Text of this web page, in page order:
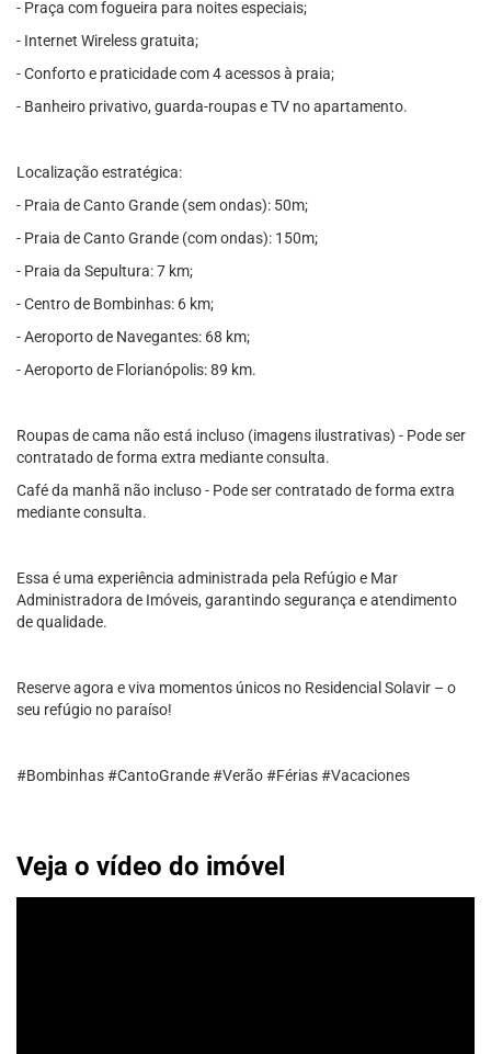
- Praça com fogueira para noites especiais;
- Internet Wireless gratuita;
- Conforto e praticidade com 4 acessos à praia;
- Banheiro privativo, guarda-roupas e TV no apartamento.
Localização estratégica:
- Praia de Canto Grande (sem ondas): 50m;
- Praia de Canto Grande (com ondas): 150m;
- Praia da Sepultura: 7 km;
- Centro de Bombinhas: 6 km;
- Aeroporto de Navegantes: 68 km;
- Aeroporto de Florianópolis: 89 km.
Roupas de cama não está incluso (imagens ilustrativas) - Pode ser
contratado de forma extra mediante consulta.
Café da manhã não incluso - Pode ser contratado de forma extra
mediante consulta.
Essa é uma experiência administrada pela Refúgio e Mar
Administradora de Imóveis, garantindo segurança e atendimento
de qualidade.
Reserve agora e viva momentos únicos no Residencial Solavir – o
seu refúgio no paraíso!
#Bombinhas #CantoGrande #Verão #Férias #Vacaciones
Veja o vídeo do imóvel